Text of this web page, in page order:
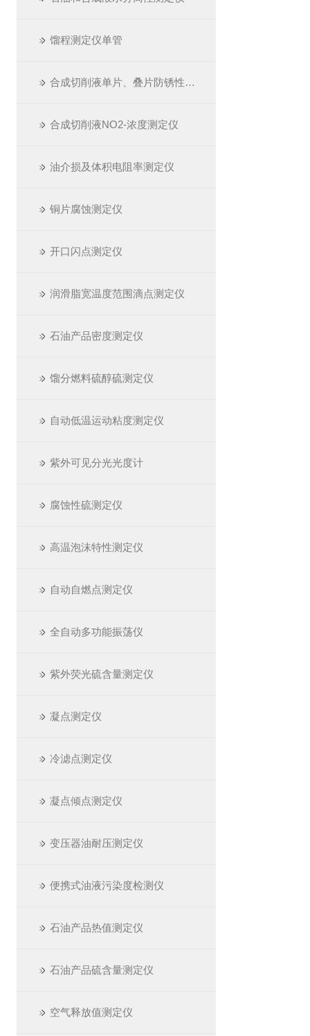
馏程测定仪单管
合成切削液单片、叠片防锈性测定仪
合成切削液NO2-浓度测定仪
油介损及体积电阻率测定仪
铜片腐蚀测定仪
开口闪点测定仪
润滑脂宽温度范围滴点测定仪
石油产品密度测定仪
馏分燃料硫醇硫测定仪
自动低温运动粘度测定仪
紫外可见分光光度计
腐蚀性硫测定仪
高温泡沫特性测定仪
自动自燃点测定仪
全自动多功能振荡仪
紫外荧光硫含量测定仪
凝点测定仪
冷滤点测定仪
凝点倾点测定仪
变压器油耐压测定仪
便携式油液污染度检测仪
石油产品热值测定仪
石油产品硫含量测定仪
空气释放值测定仪